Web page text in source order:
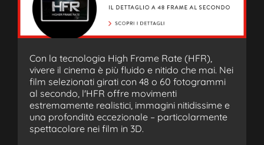
Con la tecnologia High Frame Rate (HFR),
vivere il cinema è più fluido e nitido che mai. Nei
film selezionati girati con 48 o 60 fotogrammi
al secondo, l'HFR offre movimenti
estremamente realistici, immagini nitidissime e
una profondità eccezionale – particolarmente
spettacolare nei film in 3D.